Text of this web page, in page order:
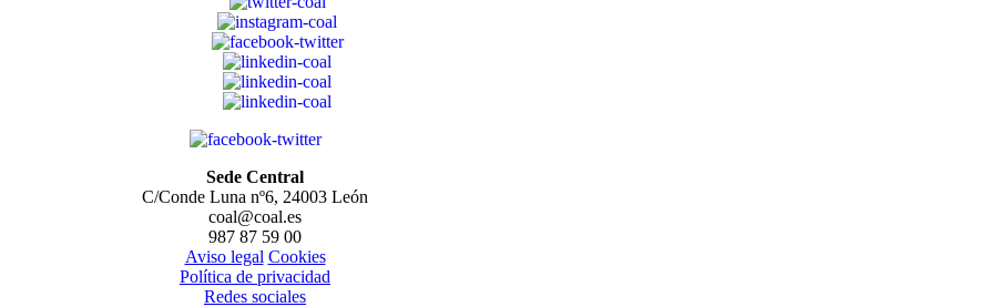
Sede Central
C/Conde Luna nº6, 24003 León
coal@coal.es
987 87 59 00
Aviso legal Cookies
Política de privacidad
Redes sociales